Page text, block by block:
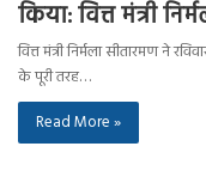
किया: वित्त मंत्री
वित्त मंत्री निर्मला सीतारमण ने
के पूरी तरह…
Read More »